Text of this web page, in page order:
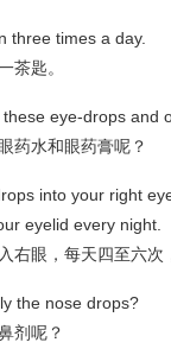
three times a day.
茶匙。
eye-drops and
药水和眼药膏呢？
into your right
eyelid every night.
右眼，每天四至六次
the nose drops?
剂呢？